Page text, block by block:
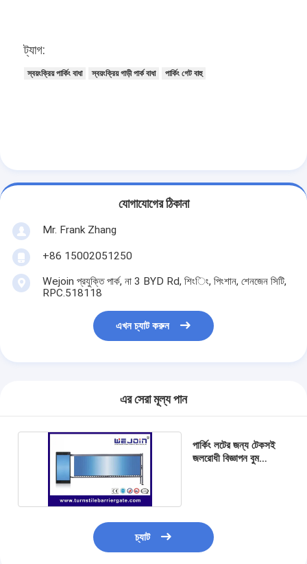
কারখানা পরিদর্শন
turnstile ব্যারিয়ার গেইট
স্বয়ংক্রিয় ব্যারিয়ার গেইট
ট্যাগ:
স্বয়ংক্রিয় পার্কিং বাধা স্বয়ংক্রিয় গাড়ী পার্ক বাধা পার্কিং গেট বাহু
যোগাযোগের ঠিকানা
Mr. Frank Zhang
+86 15002051250
Wejoin প্রযুক্তি পার্ক, না 3 BYD Rd, শিংিং, পিংশান, শেনজেন সিটি,
RPC.518118
এখন চ্যাট করুন
এর সেরা মূল্য পান
পার্কিং লটের জন্য টেকসই
জলরোধী বিজ্ঞাপন বুম
চ্যাট